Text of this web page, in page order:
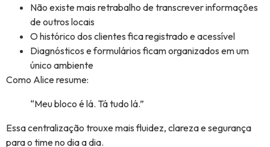
Não existe mais retrabalho de transcrever informações
de outros locais
O histórico dos clientes fica registrado e acessível
Diagnósticos e formulários ficam organizados em um
único ambiente
Como Alice resume:
“Meu bloco é lá. Tá tudo lá.”
Essa centralização trouxe mais fluidez, clareza e segurança
para o time no dia a dia.